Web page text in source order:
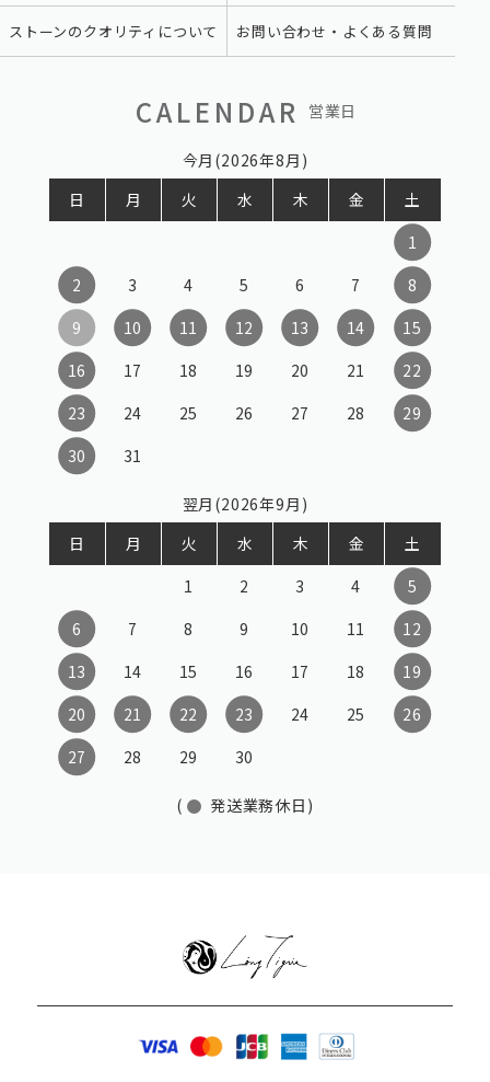
ストーンのクオリティについて お問い合わせ・よくある質問
CALENDAR 営業日
今月(2026年8月)
日
月 火 水 木 金
土
1
2
3 4 5 6 7
8
9
10 11 12 13 14
15
16
17 18 19 20 21
22
23
24 25 26 27 28
29
30
31
翌月(2026年9月)
日
月 火 水 木 金
土
1
2 3 4
5
6
7 8 9 10 11
12
13
14 15 16 17 18
19
20
21 22 23 24 25
26
27
28 29 30
( 発送業務休日)